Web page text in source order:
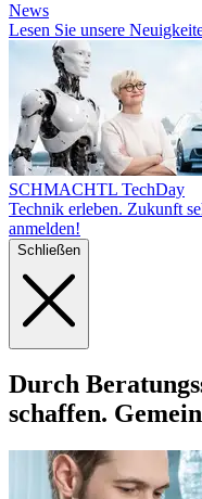
News
Lesen Sie unsere
SCHMACHTL TechDay
Technik erleben. Zukunft
anmelden!
Schließen
Durch Beratungs
schaffen.